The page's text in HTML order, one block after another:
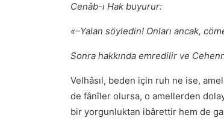
Cenâb-ı Hak buyurur:
«–Yalan söyledin! Onları ancak,
Sonra hakkında emredilir ve
Velhâsıl, beden için ruh ne ise,
de fânîler olursa, o amellerden
bir yorgunluktan ibârettir hem de